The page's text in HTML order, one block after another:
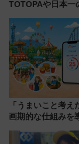
TOTOPAや日本一
「うまいこと考え
画期的な仕組みを
ん」始動